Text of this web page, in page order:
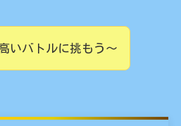
いバトルに挑もう～